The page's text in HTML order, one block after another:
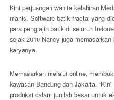
Kini perjuangan wanita kelahiran
manis. Software batik fractal yang
para pengrajin batik di seluruh
sejak 2010 Nancy juga
karyanya.
Memasarkan melalui online,
kawasan Bandung dan Jakarta.
produksi dalam jumlah besar untuk